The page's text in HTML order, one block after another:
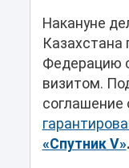
Накануне
Казахстана
Федерацию
визитом.
соглашение
«Спутник V».